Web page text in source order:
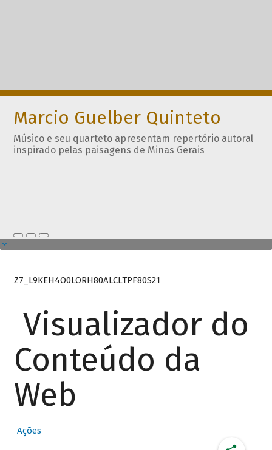
Marcio Guelber Quinteto
Músico e seu quarteto apresentam repertório autoral
inspirado pelas paisagens de Minas Gerais
Z7_L9KEH4O0LORH80ALCLTPF80S21
Visualizador do
Conteúdo da
Web
Ações